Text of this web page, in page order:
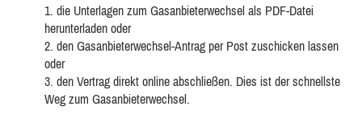
1. die Unterlagen zum Gasanbieterwechsel als PDF-Datei
herunterladen oder
2. den Gasanbieterwechsel-Antrag per Post zuschicken lassen
oder
3. den Vertrag direkt online abschließen. Dies ist der schnellste
Weg zum Gasanbieterwechsel.